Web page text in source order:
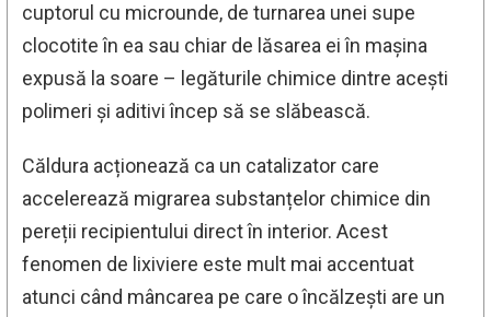
cuptorul cu microunde, de turnarea unei supe
clocotite în ea sau chiar de lăsarea ei în mașina
expusă la soare – legăturile chimice dintre acești
polimeri și aditivi încep să se slăbească.
Căldura acționează ca un catalizator care
accelerează migrarea substanțelor chimice din
pereții recipientului direct în interior. Acest
fenomen de lixiviere este mult mai accentuat
atunci când mâncarea pe care o încălzești are un